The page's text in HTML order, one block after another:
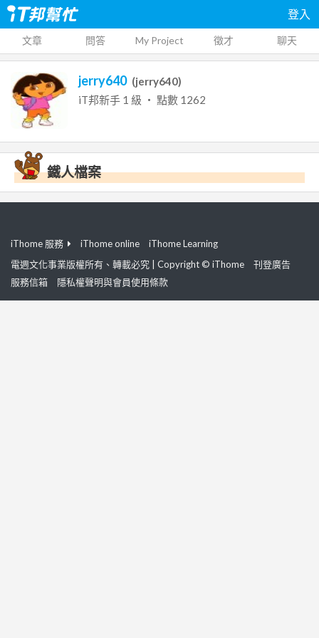
登入
文章 問答 My Project 徵才 聊天
jerry640 (jerry640)
iT邦新手 1 級 ‧ 點數 1262
鐵人檔案
iThome 服務 iThome online
iThome Learning
電週文化事業版權所有、轉載必究 | Copyright © iThome
刊登廣告
服務信箱
隱私權聲明與會員使用條款